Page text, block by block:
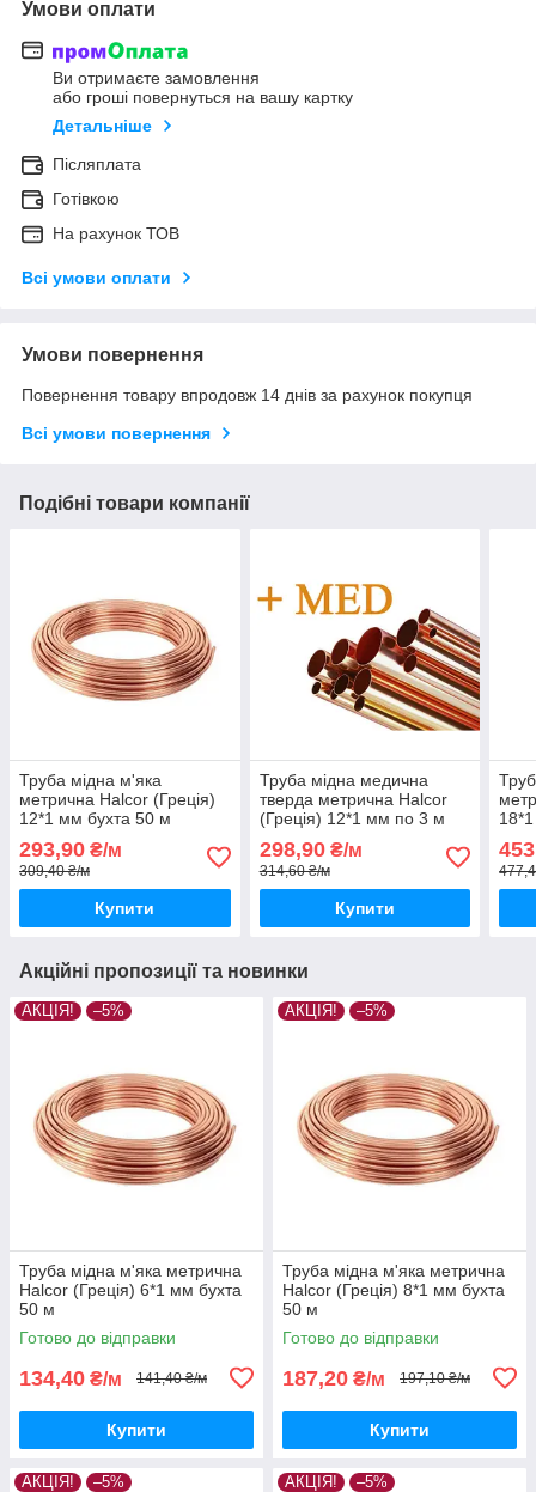
Умови оплати
Ви отримаєте замовлення
або гроші повернуться на вашу картку
Детальніше
Післяплата
Готівкою
На рахунок ТОВ
Всі умови оплати
Умови повернення
Повернення товару впродовж 14 днів за рахунок покупця
Всі умови повернення
Подібні товари компанії
Труба мідна м'яка
метрична Halcor (Греція)
12*1 мм бухта 50 м
293,90 ₴/м
309,40 ₴/м
Купити
Труба мідна медична
тверда метрична Halcor
(Греція) 12*1 мм по 3 м
298,90₴/м
314,60 ₴/м
Купити
Акційні пропозиції та новинки
АКЦІЯ! –5%
Труба мідна м'яка метрична
Halcor (Греція) 6*1 мм бухта
50 м
Готово до відправки
134,40 ₴/м 141,40 ₴/м
Купити
АКЦІЯ! –5%
Труба мідна м'яка метрична
Halcor (Греція) 8*1 мм бухта
50 м
Готово до відправки
187,20 ₴/м 197,10 ₴/м
Купити
АКЦІЯ! –5% АКЦІЯ! –5%